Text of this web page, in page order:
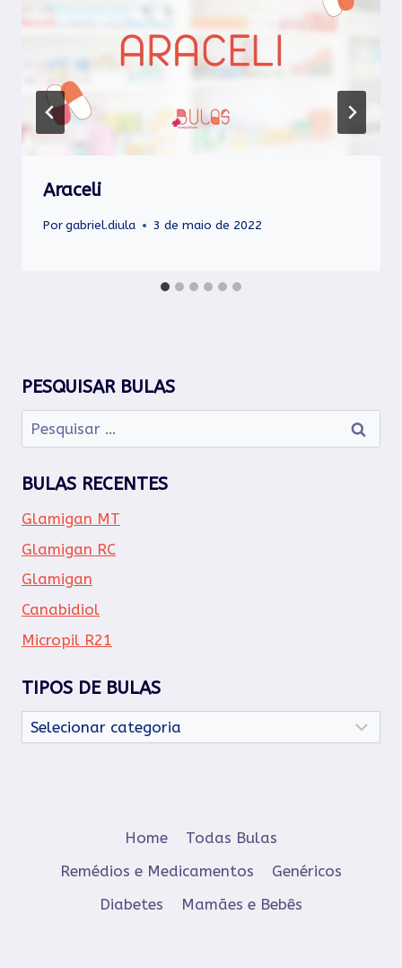
Araceli
Porgabriel.diula 3 de maio de 2022
PESQUISAR BULAS
Pesquisar
por:
BULAS RECENTES
Glamigan MT
Glamigan RC
Glamigan
Canabidiol
Micropil R21
TIPOS DE BULAS
Tipos
de
Home
Todas Bulas
Remédios e Medicamentos
Genéricos
Diabetes
Mamães e Bebês